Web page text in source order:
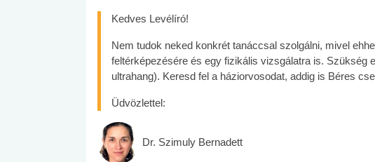
Kedves Levélíró!
Nem tudok neked konkrét tanáccsal szolgálni, mivel
feltérképezésére és egy fizikális vizsgálatra is. Szükség
ultrahang). Keresd fel a háziorvosodat, addig is Béres
Üdvözlettel:
Dr. Szimuly Bernadett